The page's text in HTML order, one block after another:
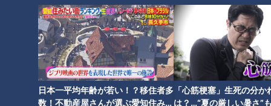
日本一平均年齢が若い！？移住者多
数！不動産屋さんが選ぶ愛知住みた
「心筋梗塞」生死の分か
は？…“夏の厳しい暑さ”
サプライズゲストに大興奮！グ
ラドル・三田悠貴が軽トラで三
重縦断を目指す旅⑤
伊勢志摩の展望台ブランコに
「怖い…」グラドル・三田悠貴
が軽トラで三重縦断を目指す旅
④